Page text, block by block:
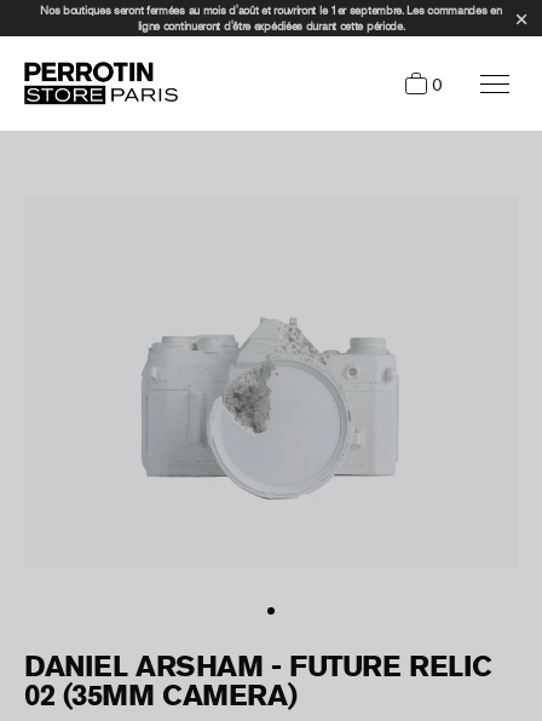
Nos boutiques seront fermées au mois d'août et rouvriront le 1er septembre. Les commandes en
ligne continueront d'être expédiées durant cette période.
0
DANIEL ARSHAM - FUTURE RELIC
02 (35MM CAMERA)